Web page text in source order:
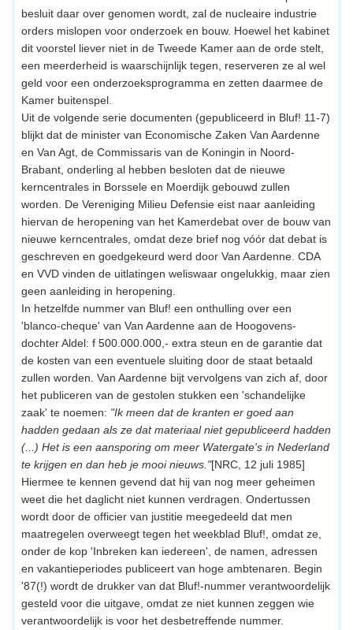
besluit daar over genomen wordt, zal de nucleaire industrie
orders mislopen voor onderzoek en bouw. Hoewel het kabinet
dit voorstel liever niet in de Tweede Kamer aan de orde stelt,
een meerderheid is waarschijnlijk tegen, reserveren ze al wel
geld voor een onderzoeksprogramma en zetten daarmee de
Kamer buitenspel.
Uit de volgende serie documenten (gepubliceerd in Bluf! 11-7)
blijkt dat de minister van Economische Zaken Van Aardenne
en Van Agt, de Commissaris van de Koningin in Noord-
Brabant, onderling al hebben besloten dat de nieuwe
kerncentrales in Borssele en Moerdijk gebouwd zullen
worden. De Vereniging Milieu Defensie eist naar aanleiding
hiervan de heropening van het Kamerdebat over de bouw van
nieuwe kerncentrales, omdat deze brief nog vóór dat debat is
geschreven en goedgekeurd werd door Van Aardenne. CDA
en VVD vinden de uitlatingen weliswaar ongelukkig, maar zien
geen aanleiding in heropening.
In hetzelfde nummer van Bluf! een onthulling over een
'blanco-cheque' van Van Aardenne aan de Hoogovens-
dochter Aldel: f 500.000.000,- extra steun en de garantie dat
de kosten van een eventuele sluiting door de staat betaald
zullen worden. Van Aardenne bijt vervolgens van zich af, door
het publiceren van de gestolen stukken een 'schandelijke
zaak' te noemen: "Ik meen dat de kranten er goed aan
hadden gedaan als ze dat materiaal niet gepubliceerd hadden
(...) Het is een aansporing om meer Watergate's in Nederland
te krijgen en dan heb je mooi nieuws."[NRC, 12 juli 1985]
Hiermee te kennen gevend dat hij van nog meer geheimen
weet die het daglicht niet kunnen verdragen. Ondertussen
wordt door de officier van justitie meegedeeld dat men
maatregelen overweegt tegen het weekblad Bluf!, omdat ze,
onder de kop 'Inbreken kan iedereen', de namen, adressen
en vakantieperiodes publiceert van hoge ambtenaren. Begin
'87(!) wordt de drukker van dat Bluf!-nummer verantwoordelijk
gesteld voor die uitgave, omdat ze niet kunnen zeggen wie
verantwoordelijk is voor het desbetreffende nummer.